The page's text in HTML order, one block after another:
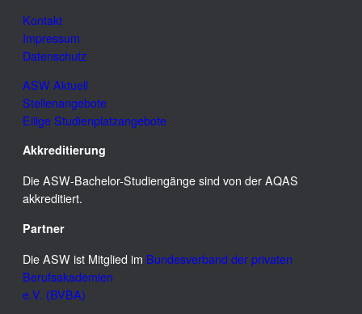
Kontakt
Impressum
Datenschutz
ASW Aktuell
Stellenangebote
Eilige Studienplatzangebote
Akkreditierung
Die ASW-Bachelor-Studiengänge sind von der AQAS
akkreditiert.
Partner
Die ASW ist Mitglied im Bundesverband der privaten
Berufsakademien
e.V. (BVBA)